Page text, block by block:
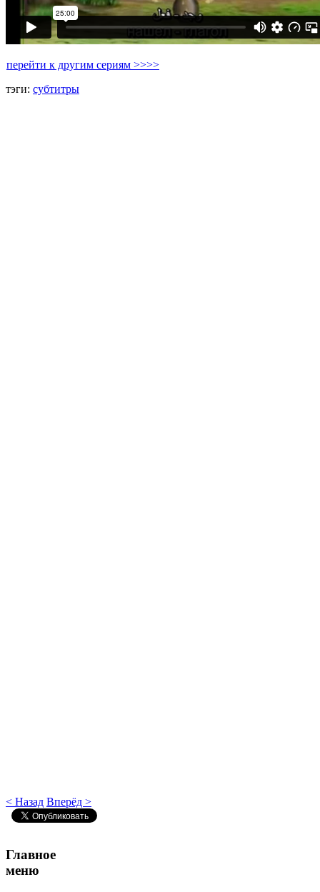
перейти к другим сериям >>>>
тэги: субтитры
< Назад Вперёд >
Главное
меню